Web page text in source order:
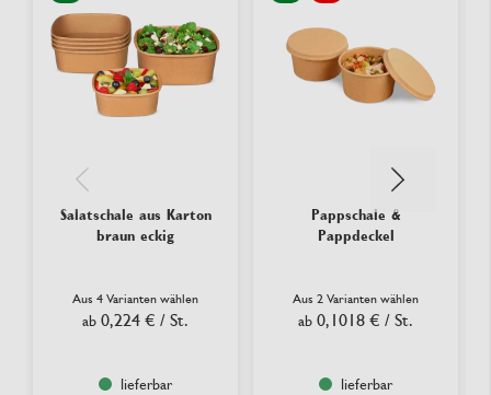
Salatschale aus Karton
braun eckig
Aus 4 Varianten wählen
ab 0,224 € / St.
lieferbar
Pappschale &
Pappdeckel
Aus 2 Varianten wählen
ab 0,1018 € / St.
lieferbar